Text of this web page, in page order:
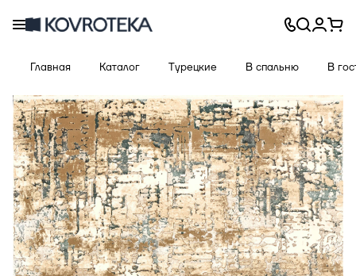
Главная Каталог Турецкие В спальню В